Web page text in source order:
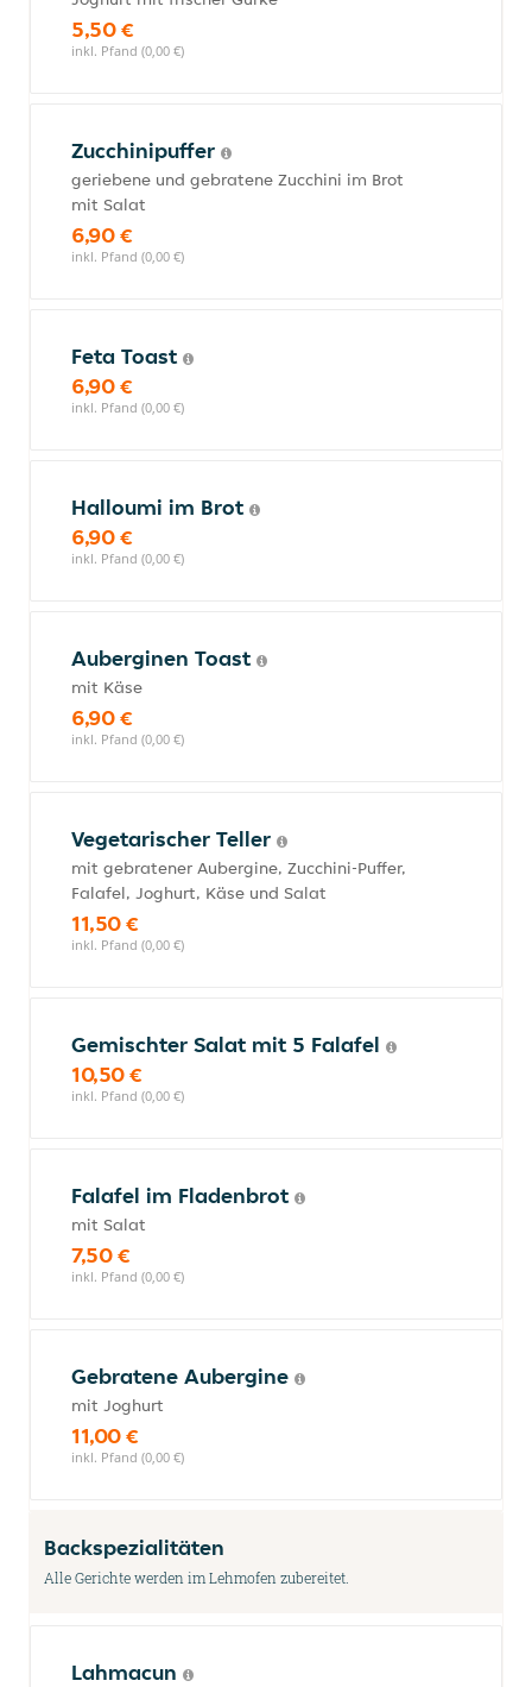
5,50 €
inkl. Pfand (0,00 €)
Zucchinipuffer
geriebene und gebratene Zucchini im Brot
mit Salat
6,90 €
inkl. Pfand (0,00 €)
Feta Toast
6,90 €
inkl. Pfand (0,00 €)
Halloumi im Brot
6,90 €
inkl. Pfand (0,00 €)
Auberginen Toast
mit Käse
6,90 €
inkl. Pfand (0,00 €)
Vegetarischer Teller
mit gebratener Aubergine, Zucchini-Puffer,
Falafel, Joghurt, Käse und Salat
11,50 €
inkl. Pfand (0,00 €)
Gemischter Salat mit 5 Falafel
10,50 €
inkl. Pfand (0,00 €)
Falafel im Fladenbrot
mit Salat
7,50 €
inkl. Pfand (0,00 €)
Gebratene Aubergine
mit Joghurt
11,00 €
inkl. Pfand (0,00 €)
Backspezialitäten
Alle Gerichte werden im Lehmofen zubereitet.
Lahmacun